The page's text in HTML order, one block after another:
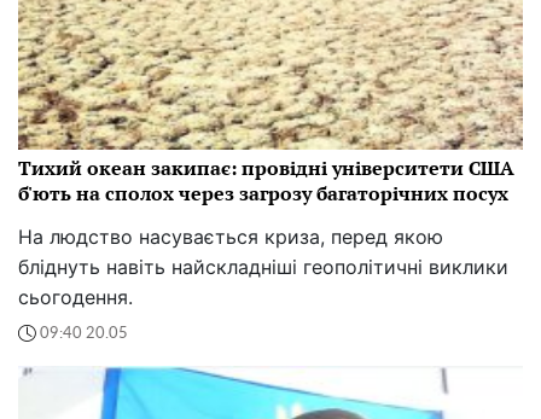
Тихий океан закипає: провідні університети США
б'ють на сполох через загрозу багаторічних посух
На людство насувається криза, перед якою
бліднуть навіть найскладніші геополітичні виклики
сьогодення.
09:40 20.05